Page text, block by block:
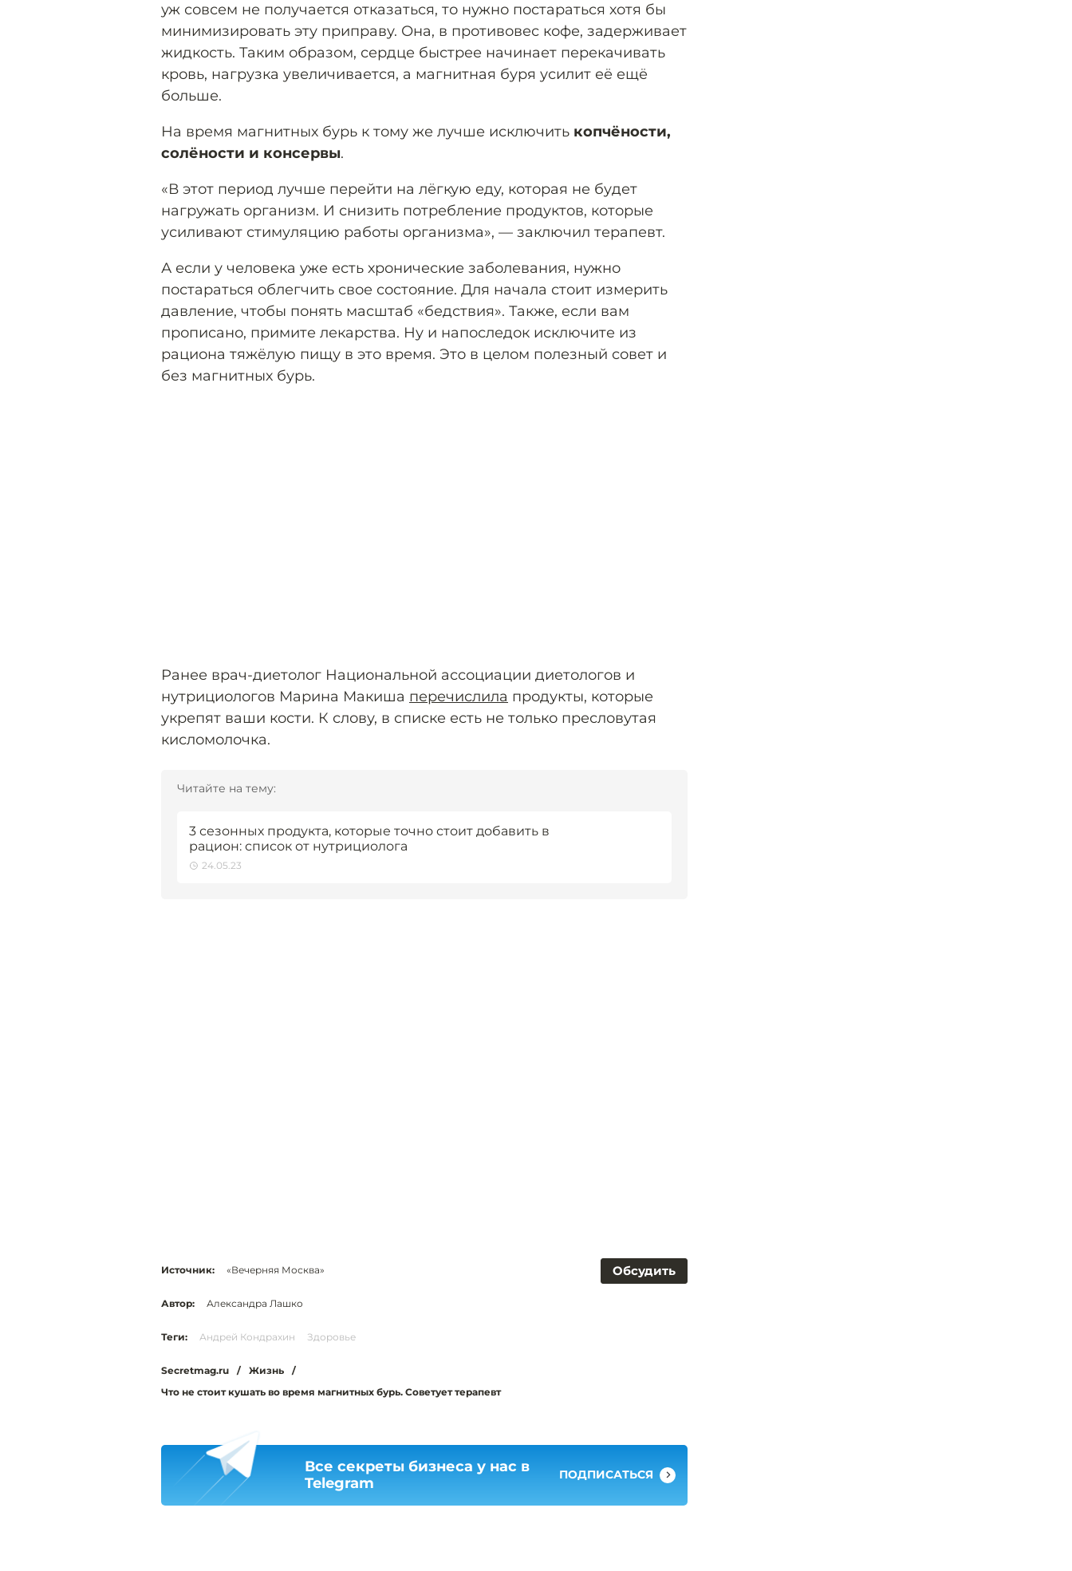
уж совсем не получается отказаться, то нужно постараться хотя бы
минимизировать эту приправу. Она, в противовес кофе, задерживает
жидкость. Таким образом, сердце быстрее начинает перекачивать
кровь, нагрузка увеличивается, а магнитная буря усилит её ещё
больше.
На время магнитных бурь к тому же лучше исключить копчёности,
солёности и консервы.
«В этот период лучше перейти на лёгкую еду, которая не будет
нагружать организм. И снизить потребление продуктов, которые
усиливают стимуляцию работы организма», — заключил терапевт.
А если у человека уже есть хронические заболевания, нужно
постараться облегчить свое состояние. Для начала стоит измерить
давление, чтобы понять масштаб «бедствия». Также, если вам
прописано, примите лекарства. Ну и напоследок исключите из
рациона тяжёлую пищу в это время. Это в целом полезный совет и
без магнитных бурь.
Ранее врач-диетолог Национальной ассоциации диетологов и
нутрициологов Марина Макиша перечислила продукты, которые
укрепят ваши кости. К слову, в списке есть не только пресловутая
кисломолочка.
Читайте на тему:
3 сезонных продукта, которые точно стоит добавить в
рацион: список от нутрициолога
24.05.23
Обсудить
Источник: «Вечерняя Москва»
Автор: Александра Лашко
Теги: Андрей Кондрахин Здоровье
Secretmag.ru / Жизнь
/
Что не стоит кушать во время магнитных бурь. Советует терапевт
Все секреты бизнеса у нас в
Telegram
ПОДПИСАТЬСЯ